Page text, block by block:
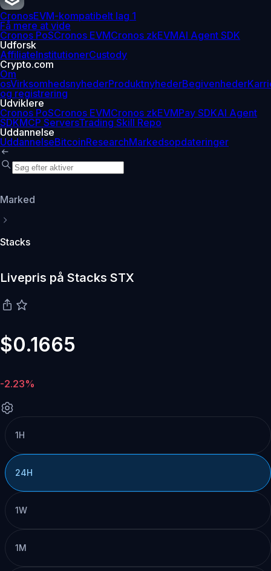
CronosEVM-kompatibelt lag 1
Få mere at vide
Cronos PoSCronos EVMCronos zkEVMAI Agent SDK
Udforsk
AffiliateInstitutionerCustody
Crypto.com
Om
osVirksomhedsnyhederProduktnyhederBegivenheder
og registrering
Udviklere
Cronos PoSCronos EVMCronos zkEVMPay SDKAI Agent
SDKMCP ServersTrading Skill Repo
Uddannelse
UddannelseBitcoinResearchMarkedsopdateringer
Marked
Stacks
Livepris på Stacks STX
$0.1665
-2.23%
1H
24H
1W
1M